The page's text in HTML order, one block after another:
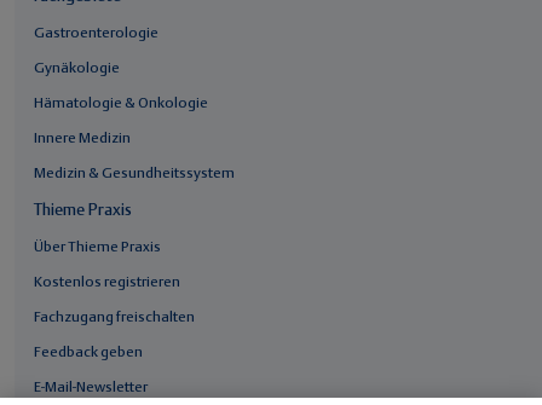
Gastroenterologie
Gynäkologie
Hämatologie & Onkologie
Innere Medizin
Medizin & Gesundheitssystem
Thieme Praxis
Über Thieme Praxis
Kostenlos registrieren
Fachzugang freischalten
Feedback geben
E-Mail-Newsletter